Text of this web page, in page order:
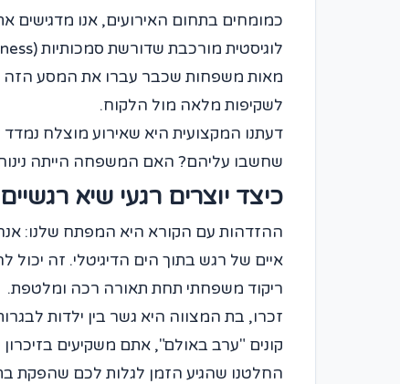
לשקיפות מלאה מול הלקוח.
דעתנו המקצועית היא שאירוע מוצלח
שחשבו עליהם? האם המשפחה הייתה
כיצד יוצרים רגעי שיא
ההזדהות עם הקורא היא המפתח שלנו:
איים של רגש בתוך הים הדיגיטלי. זה
ריקוד משפחתי תחת תאורה רכה ומלטפת.
זכרו, בת המצווה היא גשר בין ילדות
קונים "ערב באולם", אתם משקיעים
החלטנו שהגיע הזמן לגלות לכם שהפקת